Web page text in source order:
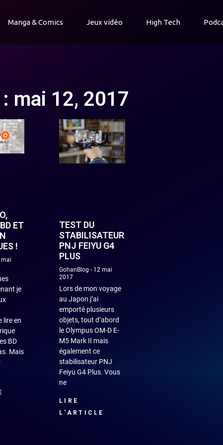
Manga & Comics Jeux vidéo High Tech
mai 12, 2017
ET
!
mai
je
lire en
BD
Mais
TEST DU
STABILISATEUR
PNJ FEIYU G4
PLUS
GohanBlog 12 mai
2017
Lors de mon voyage
au Japon j’ai
emporté plusieurs
objets, tout d’abord
le Olympus OM-D E-
M5 Mark II mais
également ce
stabilisateur PNJ
Feiyu G4 Plus. Vous
ne
LIRE
L'ARTICLE